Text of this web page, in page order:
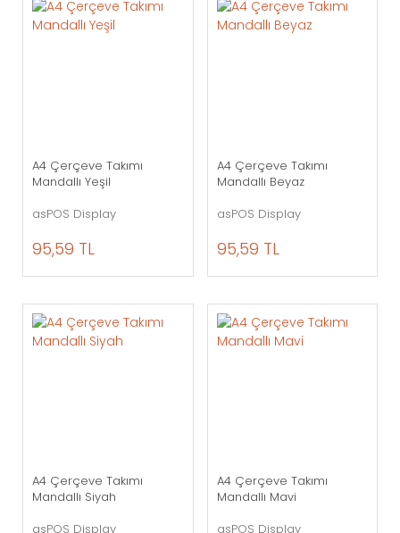
A4 Çerçeve Takımı
Mandallı Yeşil
asPOS Display
95,59 TL
A4 Çerçeve Takımı
Mandallı Beyaz
asPOS Display
95,59 TL
A4 Çerçeve Takımı
Mandallı Siyah
asPOS Display
A4 Çerçeve Takımı
Mandallı Mavi
asPOS Display